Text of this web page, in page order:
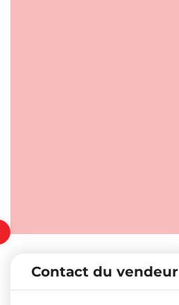
Contact du vendeur